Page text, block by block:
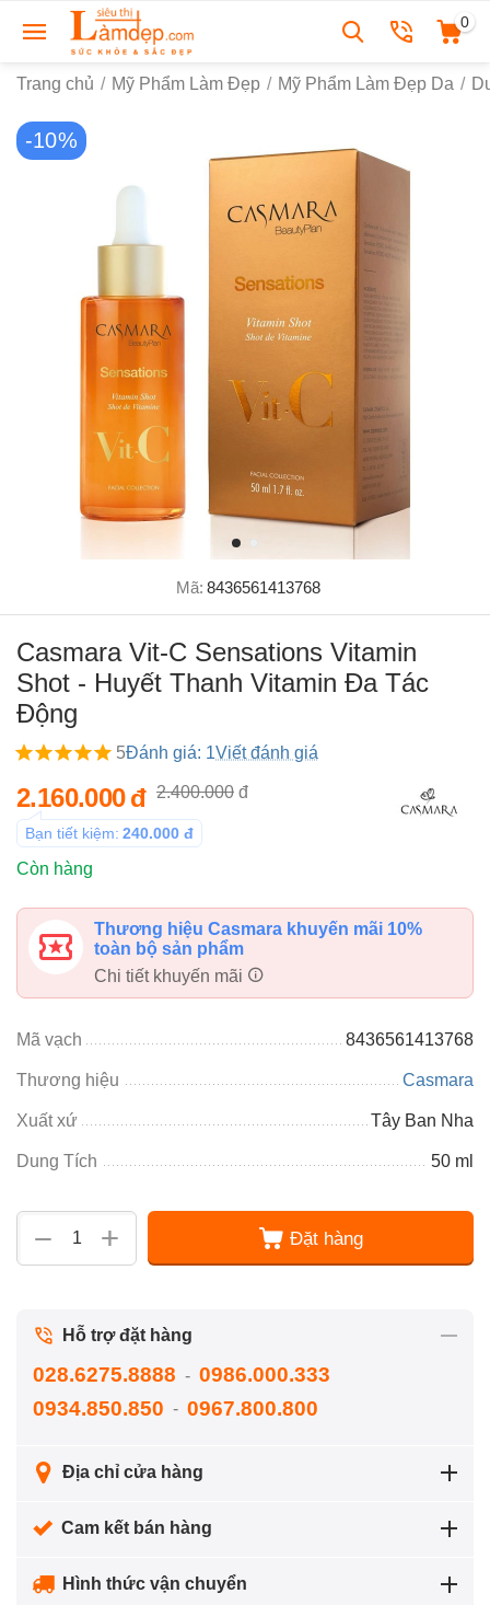
0
Trang chủ / Mỹ Phẩm Làm Đẹp / Mỹ Phẩm Làm Đẹp Da /
-10%
Mã: 8436561413768
Casmara Vit-C Sensations Vitamin
Shot - Huyết Thanh Vitamin Đa Tác
Động
5Đánh giá: 1Viết đánh giá
2.160.000đ 2.400.000 đ
Bạn tiết kiệm: 240.000 đ
Còn hàng
Thương hiệu Casmara khuyến mãi 10%
toàn bộ sản phẩm
Chi tiết khuyến mãi
Mã vạch 8436561413768
Thương hiệu Casmara
Xuất xứ Tây Ban Nha
Dung Tích 50 ml
+
− Đặt hàng
Hỗ trợ đặt hàng
028.6275.8888 - 0986.000.333
0934.850.850 - 0967.800.800
Địa chỉ cửa hàng
Cam kết bán hàng
Hình thức vận chuyển